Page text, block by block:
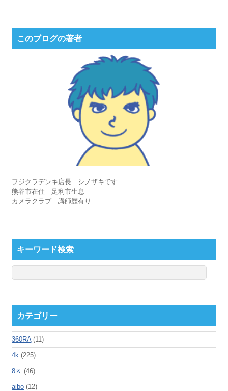
このブログの著者
フジクラデンキ店長 シノザキです
熊谷市在住 足利市生息
カメラクラブ 講師歴有り
キーワード検索
カテゴリー
360RA(11)
4k (225)
8Ｋ (46)
aibo (12)